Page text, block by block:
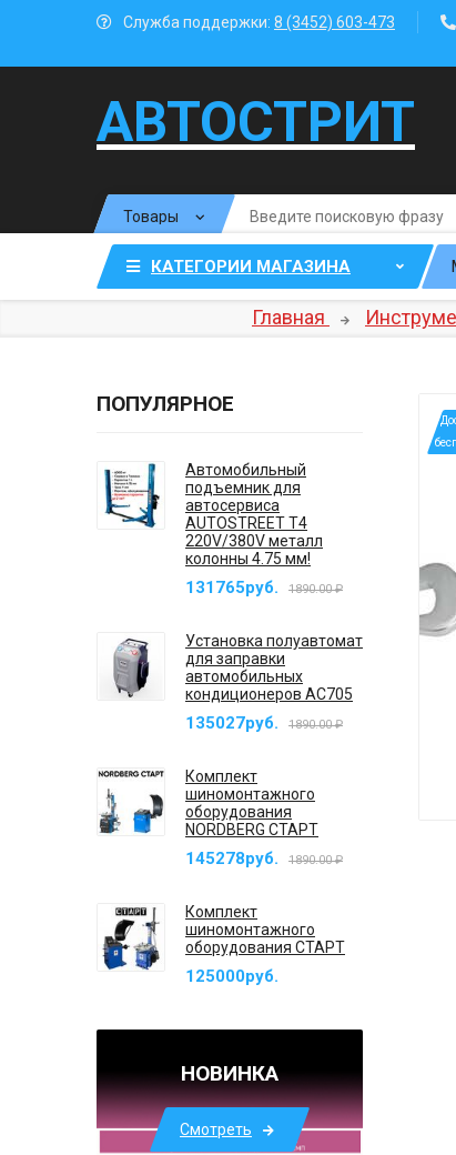
Служба поддержки: 8 (3452) 603-473
АВТОСТРИТ
КАТЕГОРИИ МАГАЗИНА
Главная
ПОПУЛЯРНОЕ
Автомобильный
подъемник для
автосервиса
AUTOSTREET T4
220V/380V металл
колонны 4.75 мм!
131765руб. 1890.00 ₽
Установка полуавтомат
для заправки
автомобильных
кондиционеров AC705
135027руб. 1890.00 ₽
Комплект
шиномонтажного
оборудования
NORDBERG СТАРТ
145278руб. 1890.00 ₽
Комплект
шиномонтажного
оборудования СТАРТ
125000руб.
НОВИНКА
Смотреть